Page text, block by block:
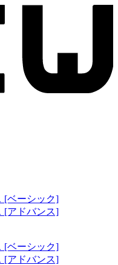
[ベーシック]
[アドバンス]
[ベーシック]
[アドバンス]